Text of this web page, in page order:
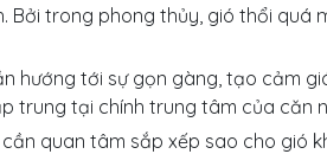
Bởi trong phong thủy, gió thổi quá
hướng tới sự gọn gàng, tạo cảm
trung tại chính trung tâm của căn
quan tâm sắp xếp sao cho gió